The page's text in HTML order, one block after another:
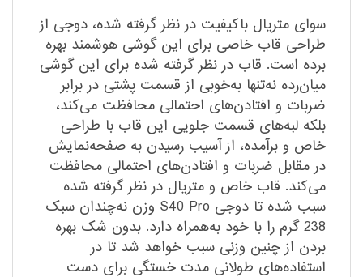
سوای متریال با‌کیفیت در نظر گرفته شده، دوجی از
طراحی قاب خاصی برای این گوشی هوشمند بهره
برده است. قاب در نظر گرفته شده برای این گوشی
میان‌رده نه‌تنها به‌خوبی از قسمت پشتی در برابر
ضربات و افتادن‌های احتمالی محافظت می‌کند،
بلکه لبه‌های قسمت جلویی این قاب با طراحی
خاص و بر‌آمده، از آسیب رسیدن به صفحه‌نمایش
در مقابل ضربات و افتادن‌های احتمالی محافظت
می‌کند. قاب خاص و متریال در نظر گرفته شده
سبب شده تا دوجی S40 Pro وزن نه‌چندان سبک
238 گرم را با خود به‌همراه دارد. بدون شک بهره
بردن از چنین وزنی سبب خواهد شد تا در
استفاده‌های طولانی مدت خستگی برای دست